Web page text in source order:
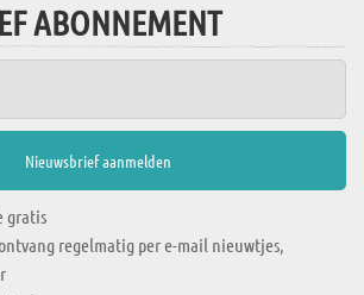
ABONNEMENT
gratis
regelmatig per e-mail nieuwtjes,